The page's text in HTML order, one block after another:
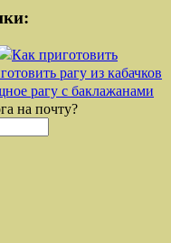
Как приготовить
рагу из кабачков
рагу с баклажанами
на почту?